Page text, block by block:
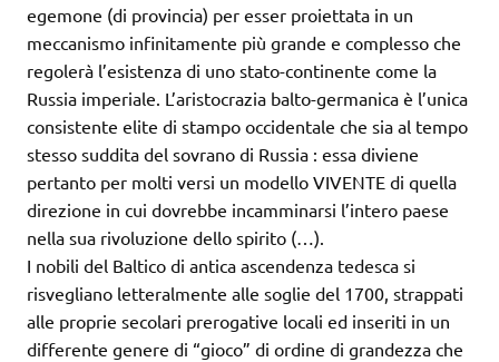
egemone (di provincia) per esser proiettata in un
meccanismo infinitamente più grande e complesso che
regolerà l’esistenza di uno stato-continente come la
Russia imperiale. L’aristocrazia balto-germanica è l’unica
consistente elite di stampo occidentale che sia al tempo
stesso suddita del sovrano di Russia : essa diviene
pertanto per molti versi un modello VIVENTE di quella
direzione in cui dovrebbe incamminarsi l’intero paese
nella sua rivoluzione dello spirito (…).
I nobili del Baltico di antica ascendenza tedesca si
risvegliano letteralmente alle soglie del 1700, strappati
alle proprie secolari prerogative locali ed inseriti in un
differente genere di “gioco” di ordine di grandezza che